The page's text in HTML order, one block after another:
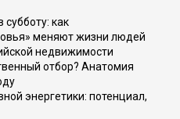
субботу: как
меняют жизни людей
недвижимости
отбор? Анатомия
энергетики: потенциал,